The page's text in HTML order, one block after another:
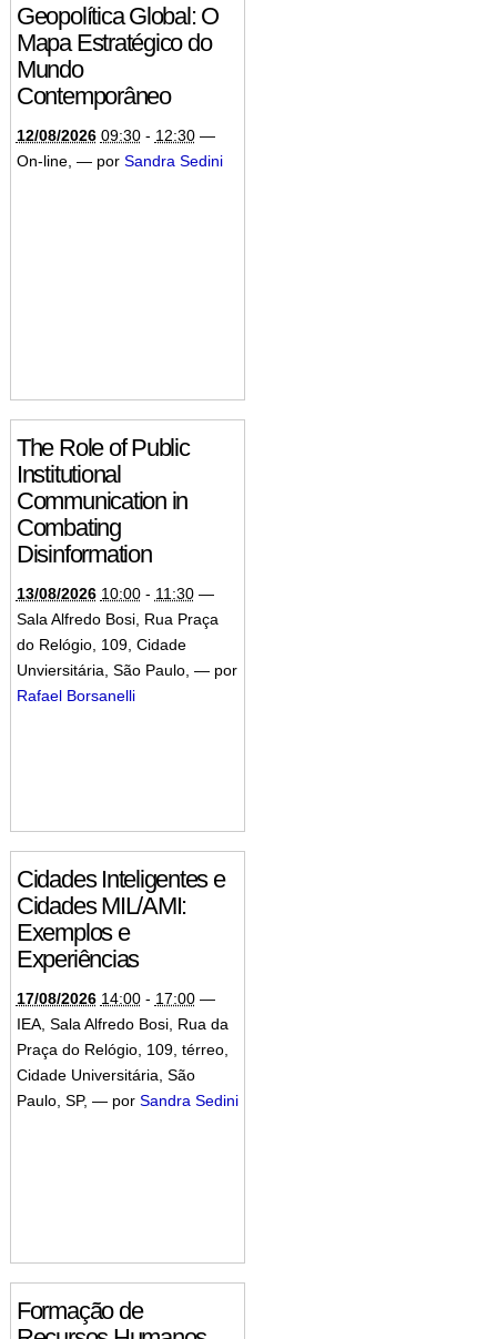
Geopolítica Global: O
Mapa Estratégico do
Mundo
Contemporâneo
12/08/2026 09:30- 12:30 —
On-line, — por Sandra Sedini
The Role of Public
Institutional
Communication in
Combating
Disinformation
13/08/2026 10:00- 11:30 —
Sala Alfredo Bosi, Rua Praça
do Relógio, 109, Cidade
Unviersitária, São Paulo, — por
Rafael Borsanelli
Cidades Inteligentes e
Cidades MIL/AMI:
Exemplos e
Experiências
17/08/2026 14:00- 17:00 —
IEA, Sala Alfredo Bosi, Rua da
Praça do Relógio, 109, térreo,
Cidade Universitária, São
Paulo, SP, — por Sandra Sedini
Formação de